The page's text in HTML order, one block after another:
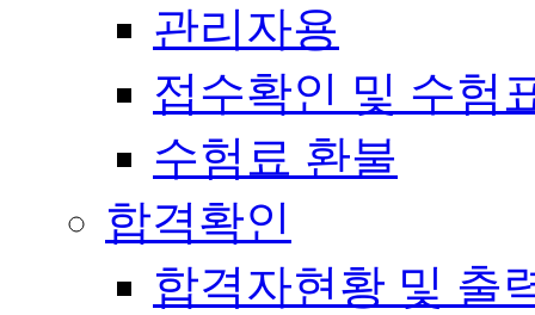
관리자용
접수확인 및 수험
수험료 환불
합격확인
합격자현황 및 출